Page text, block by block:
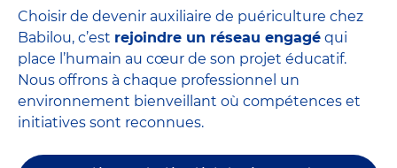
Choisir de devenir auxiliaire de puériculture chez
Babilou, c’est rejoindre un réseau engagé qui
place l’humain au cœur de son projet éducatif.
Nous offrons à chaque professionnel un
environnement bienveillant où compétences et
initiatives sont reconnues.